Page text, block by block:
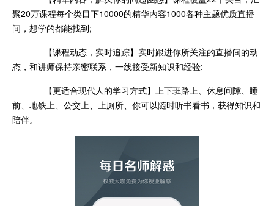
聚20万课程每个类目下10000的精华内容1000各种主题优质直播
间，想学的都能找到;
【课程动态，实时追踪】实时跟进你所关注的直播间的动
态，和讲师保持亲密联系，一线接受新知识和经验;
【更适合现代人的学习方式】上下班路上、休息间隙、睡
前、地铁上、公交上、上厕所、你可以随时听书看书，获得知识和
陪伴。